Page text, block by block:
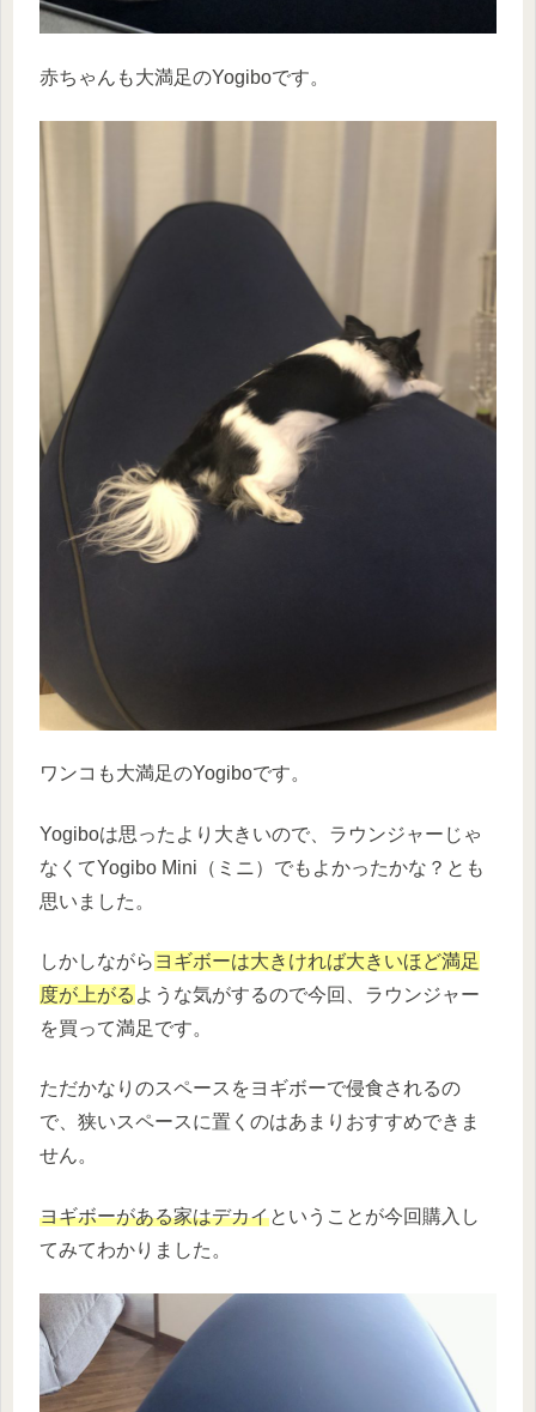
赤ちゃんも大満足のYogiboです。
ワンコも大満足のYogiboです。
Yogiboは思ったより大きいので、ラウンジャーじゃ
なくてYogibo Mini（ミニ）でもよかったかな？とも
思いました。
しかしながら ヨギボーは大きければ大きいほど満足
度が上がる ような気がするので今回、ラウンジャー
を買って満足です。
ただかなりのスペースをヨギボーで侵食されるの
で、狭いスペースに置くのはあまりおすすめできま
せん。
ヨギボーがある家はデカイということが今回購入し
てみてわかりました。